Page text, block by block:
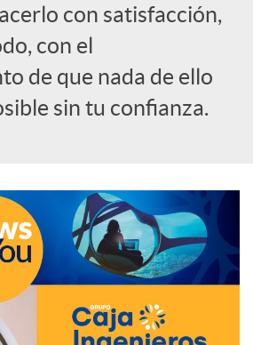
con satisfacción,
con el
de que nada de ello
sin tu confianza.